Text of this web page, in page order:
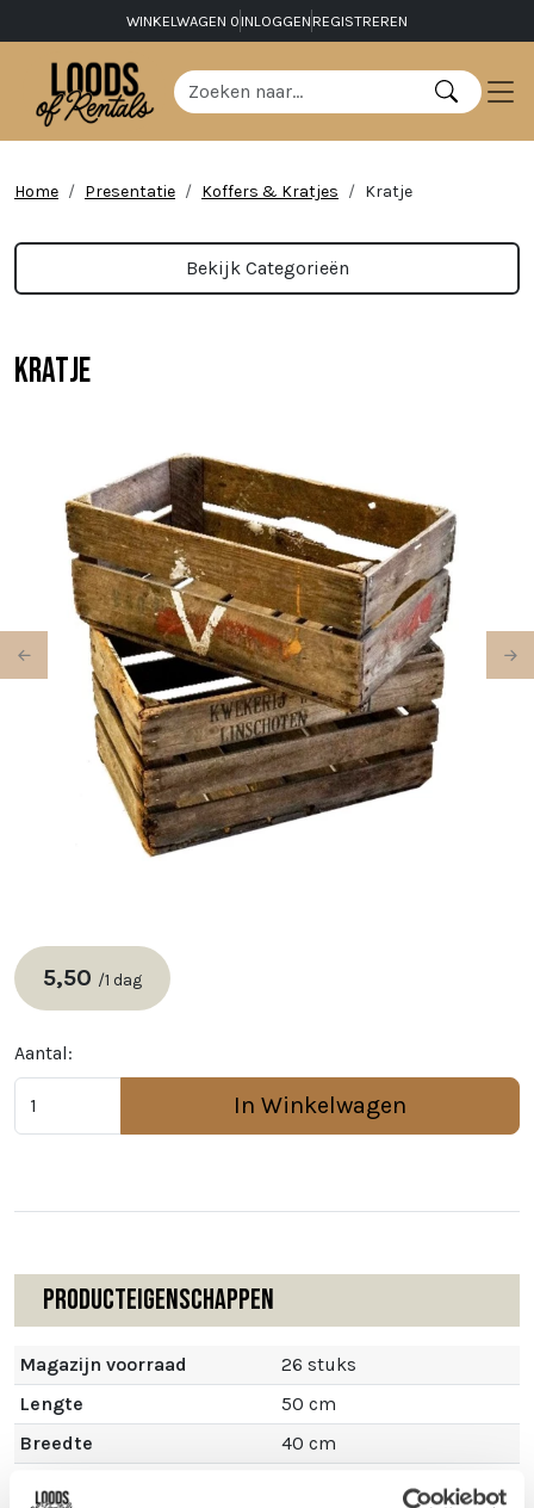
WINKELWAGEN 0 INLOGGEN REGISTREREN
Home Presentatie Koffers & Kratjes Kratje
Bekijk Categorieën
Kratje
5,50 /1 dag
Aantal:
In Winkelwagen
Previous
Producteigenschappen
Magazijn voorraad
26 stuks
Lengte
50 cm
Breedte
40 cm